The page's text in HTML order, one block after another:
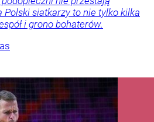
siatkarzy to nie tylko kilka
i grono bohaterów.